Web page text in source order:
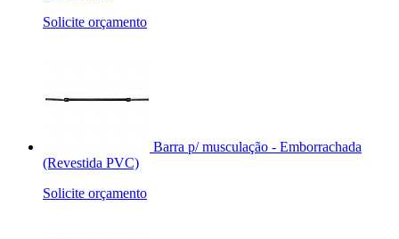
Solicite orçamento
Barra p/ musculação - Emborrachada
(Revestida PVC)
Solicite orçamento